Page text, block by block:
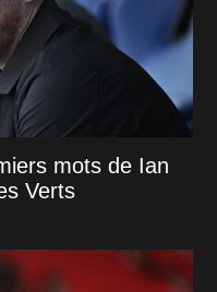
mots de Ian
Verts